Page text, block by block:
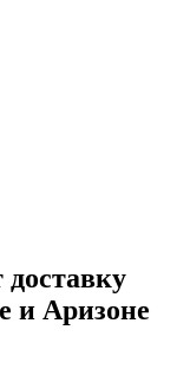
доставку
и Аризоне